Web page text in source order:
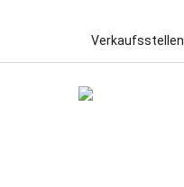
Verkaufsstellen